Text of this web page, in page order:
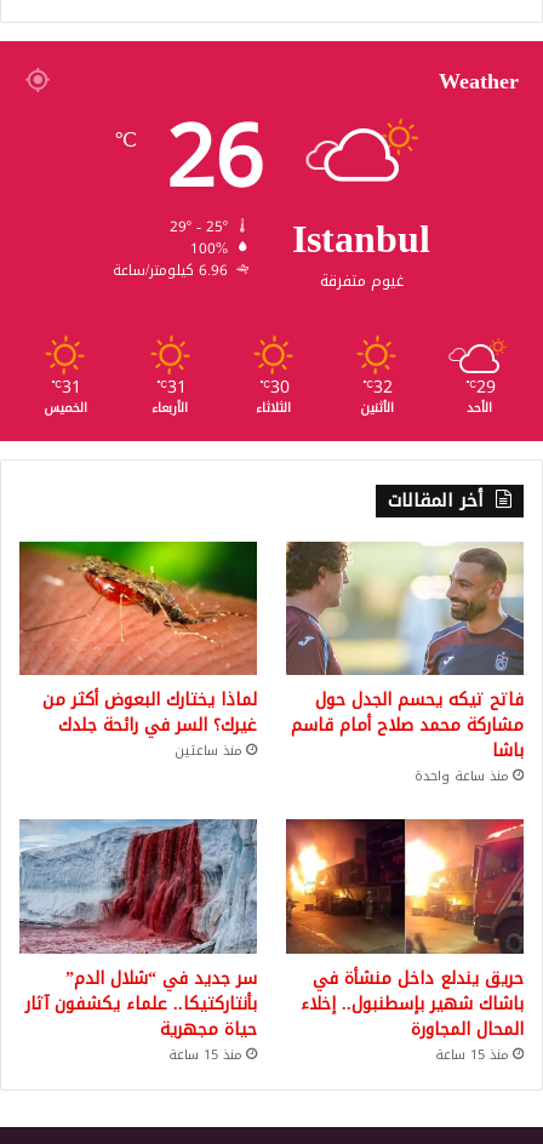
Weather
Istanbul
غيوم متفرقة
26
℃
100%
6.96 كيلومتر/ساعة
29
℃
الأحد
32
℃
الأثنين
30
℃
الثلاثاء
31
℃
الأربعاء
31
℃
الخميس
أخر المقالات
فاتح تيكه يحسم الجدل حول
مشاركة محمد صلاح أمام قاسم
باشا
منذ ساعة واحدة
لماذا يختارك البعوض أكثر من
غيرك؟ السر في رائحة جلدك
منذ ساعتين
حريق يندلع داخل منشأة في
باشاك شهير بإسطنبول.. إخلاء
المحال المجاورة
منذ 15 ساعة
سر جديد في “شلال الدم”
بأنتاركتيكا.. علماء يكشفون آثار
حياة مجهرية
منذ 15 ساعة